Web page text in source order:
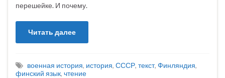
перешейке. И почему.
Читать далее
военная история, история, СССР, текст, Финляндия,
финский язык, чтение